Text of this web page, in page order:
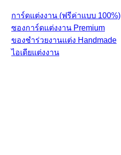
การ์ดแต่งงาน (ฟรีค่าแบบ 100%)
ซองการ์ดแต่งงาน Premium
ของชำร่วยงานแต่ง Handmade
ไอเดียแต่งงาน